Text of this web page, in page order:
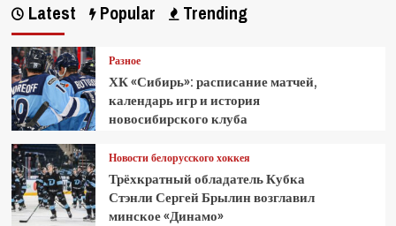
Latest Popular Trending
Разное
ХК «Сибирь»: расписание матчей,
календарь игр и история
новосибирского клуба
Новости белорусского хоккея
Трёхкратный обладатель Кубка
Стэнли Сергей Брылин возглавил
минское «Динамо»